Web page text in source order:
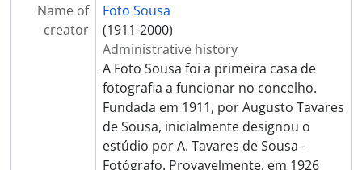
Name of
creator
Foto Sousa
(1911-2000)
Administrative history
A Foto Sousa foi a primeira casa de
fotografia a funcionar no concelho.
Fundada em 1911, por Augusto Tavares
de Sousa, inicialmente designou o
estúdio por A. Tavares de Sousa -
Fotógrafo. Provavelmente, em 1926